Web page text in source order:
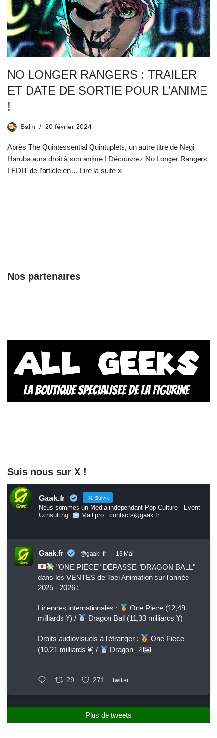
NO LONGER RANGERS : TRAILER
ET DATE DE SORTIE POUR L’ANIME
!
Balin 20 février 2024
Après The Quintessential Quintuplets, un autre titre de Negi
Haruba aura droit à son anime ! Découvrez No Longer Rangers
! EDIT de l’article en… Lire la suite »
Nos partenaires
Suis nous sur X !
Gaak.fr Suivre
Nous sommes un Media indépendant Pop Culture - Event -
Consulting.
Mail pro : contacts@gaak.fr
Gaak.fr @gaak_fr · 13 Mai
"ONE PIECE" DÉPASSE "DRAGON BALL"
dans les VENTES de Toei Animation sur l'année
2025 - 2026 :
Licences internationales :
One Piece (12,49
milliards ¥) /
Dragon Ball (11,33 milliards ¥)
Droits audiovisuels à l’étranger :
One Piece
(10,21 milliards ¥) /
Dragon 2
29 271 Twitter
Plus de tweets